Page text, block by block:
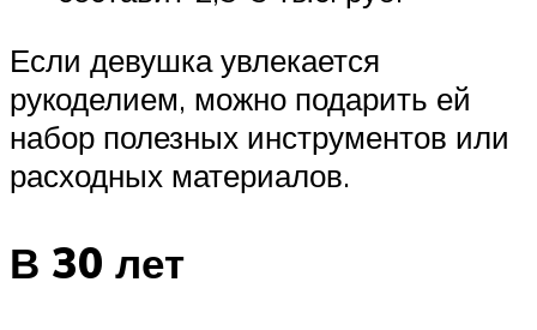
Если девушка увлекается
рукоделием, можно подарить ей
набор полезных инструментов или
расходных материалов.
В 30 лет